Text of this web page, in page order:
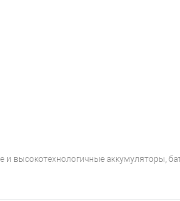
аккумуляторы,